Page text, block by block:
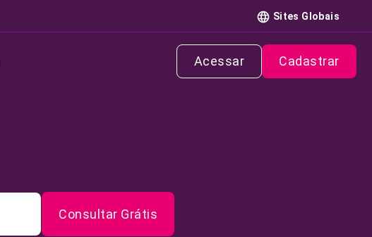
Sites Globais
Acessar Cadastrar
Consultar Grátis